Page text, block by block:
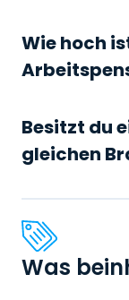
Wie hoch
Besitzt du
gleichen
Was